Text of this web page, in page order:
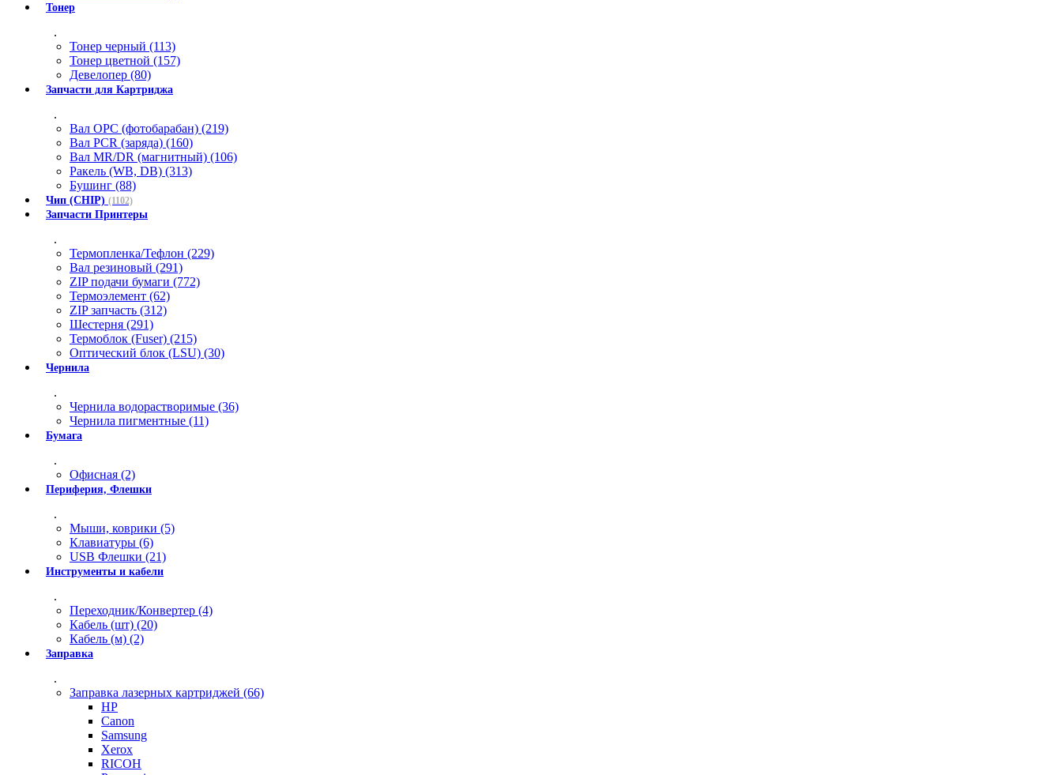
Тонер
.
Тонер черный (113)
Тонер цветной (157)
Девелопер (80)
Запчасти для Картриджа
.
Вал OPC (фотобарабан) (219)
Вал PCR (заряда) (160)
Вал MR/DR (магнитный) (106)
Ракель (WB, DB) (313)
Бушинг (88)
Чип (CHIP) (1102)
Запчасти Принтеры
.
Термопленка/Тефлон (229)
Вал резиновый (291)
ZIP подачи бумаги (772)
Термоэлемент (62)
ZIP запчасть (312)
Шестерня (291)
Термоблок (Fuser) (215)
Оптический блок (LSU) (30)
Чернила
.
Чернила водорастворимые (36)
Чернила пигментные (11)
Бумага
.
Офисная (2)
Периферия, Флешки
.
Мыши, коврики (5)
Клавиатуры (6)
USB Флешки (21)
Инструменты и кабели
.
Переходник/Конвертер (4)
Кабель (шт) (20)
Кабель (м) (2)
Заправка
.
Заправка лазерных картриджей (66)
HP
Canon
Samsung
Xerox
RICOH